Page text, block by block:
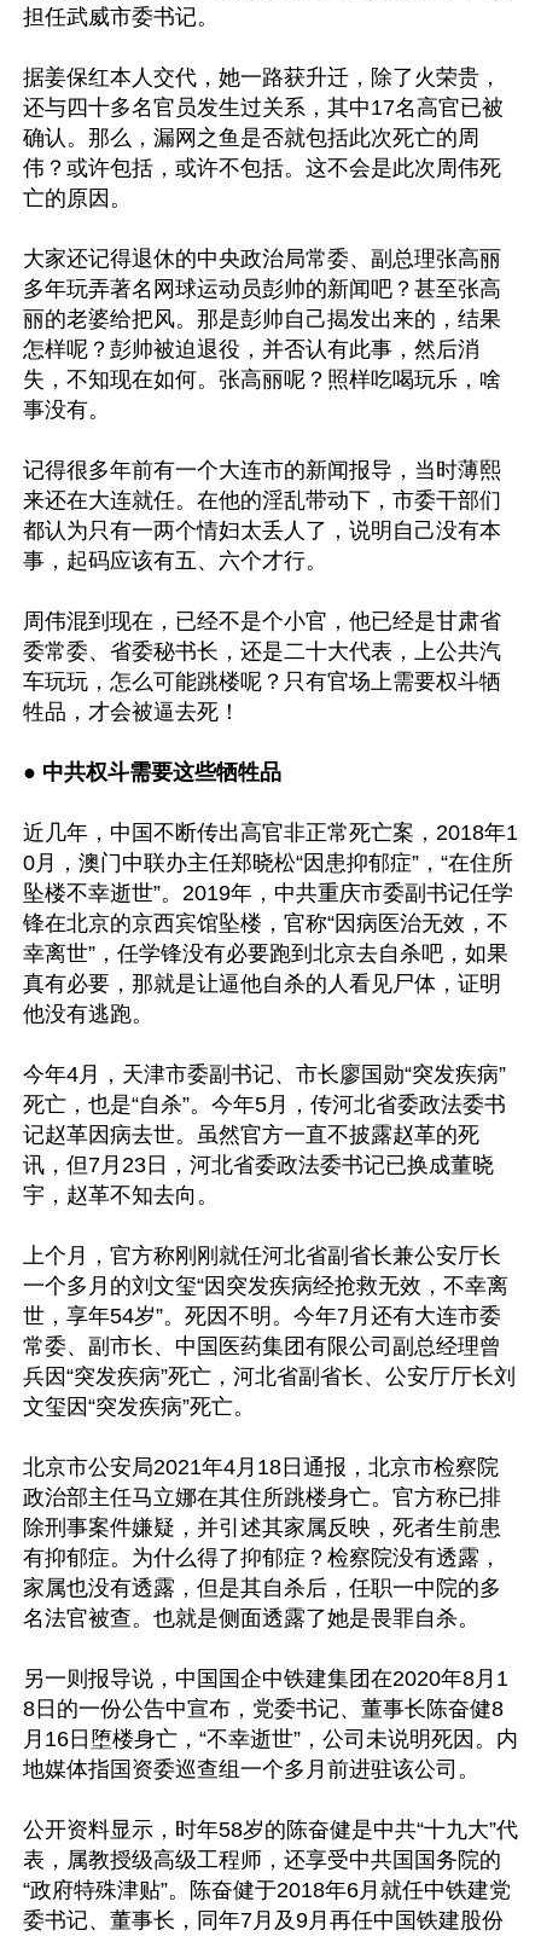
担任武威市委书记。
据姜保红本人交代，她一路获升迁，除了火荣贵，
还与四十多名官员发生过关系，其中17名高官已被
确认。那么，漏网之鱼是否就包括此次死亡的周
伟？或许包括，或许不包括。这不会是此次周伟死
亡的原因。
大家还记得退休的中央政治局常委、副总理张高丽
多年玩弄著名网球运动员彭帅的新闻吧？甚至张高
丽的老婆给把风。那是彭帅自己揭发出来的，结果
怎样呢？彭帅被迫退役，并否认有此事，然后消
失，不知现在如何。张高丽呢？照样吃喝玩乐，啥
事没有。
记得很多年前有一个大连市的新闻报导，当时薄熙
来还在大连就任。在他的淫乱带动下，市委干部们
都认为只有一两个情妇太丢人了，说明自己没有本
事，起码应该有五、六个才行。
周伟混到现在，已经不是个小官，他已经是甘肃省
委常委、省委秘书长，还是二十大代表，上公共汽
车玩玩，怎么可能跳楼呢？只有官场上需要权斗牺
牲品，才会被逼去死！
● 中共权斗需要这些牺牲品
近几年，中国不断传出高官非正常死亡案，2018年1
0月，澳门中联办主任郑晓松“因患抑郁症”，“在住所
坠楼不幸逝世”。2019年，中共重庆市委副书记任学
锋在北京的京西宾馆坠楼，官称“因病医治无效，不
幸离世”，任学锋没有必要跑到北京去自杀吧，如果
真有必要，那就是让逼他自杀的人看见尸体，证明
他没有逃跑。
今年4月，天津市委副书记、市长廖国勋“突发疾病”
死亡，也是“自杀”。今年5月，传河北省委政法委书
记赵革因病去世。虽然官方一直不披露赵革的死
讯，但7月23日，河北省委政法委书记已换成董晓
宇，赵革不知去向。
上个月，官方称刚刚就任河北省副省长兼公安厅长
一个多月的刘文玺“因突发疾病经抢救无效，不幸离
世，享年54岁”。死因不明。今年7月还有大连市委
常委、副市长、中国医药集团有限公司副总经理曾
兵因“突发疾病”死亡，河北省副省长、公安厅厅长刘
文玺因“突发疾病”死亡。
北京市公安局2021年4月18日通报，北京市检察院
政治部主任马立娜在其住所跳楼身亡。官方称已排
除刑事案件嫌疑，并引述其家属反映，死者生前患
有抑郁症。为什么得了抑郁症？检察院没有透露，
家属也没有透露，但是其自杀后，任职一中院的多
名法官被查。也就是侧面透露了她是畏罪自杀。
另一则报导说，中国国企中铁建集团在2020年8月1
8日的一份公告中宣布，党委书记、董事长陈奋健8
月16日堕楼身亡，“不幸逝世”，公司未说明死因。内
地媒体指国资委巡查组一个多月前进驻该公司。
公开资料显示，时年58岁的陈奋健是中共“十九大”代
表，属教授级高级工程师，还享受中共国国务院的
“政府特殊津贴”。陈奋健于2018年6月就任中铁建党
委书记、董事长，同年7月及9月再任中国铁建股份